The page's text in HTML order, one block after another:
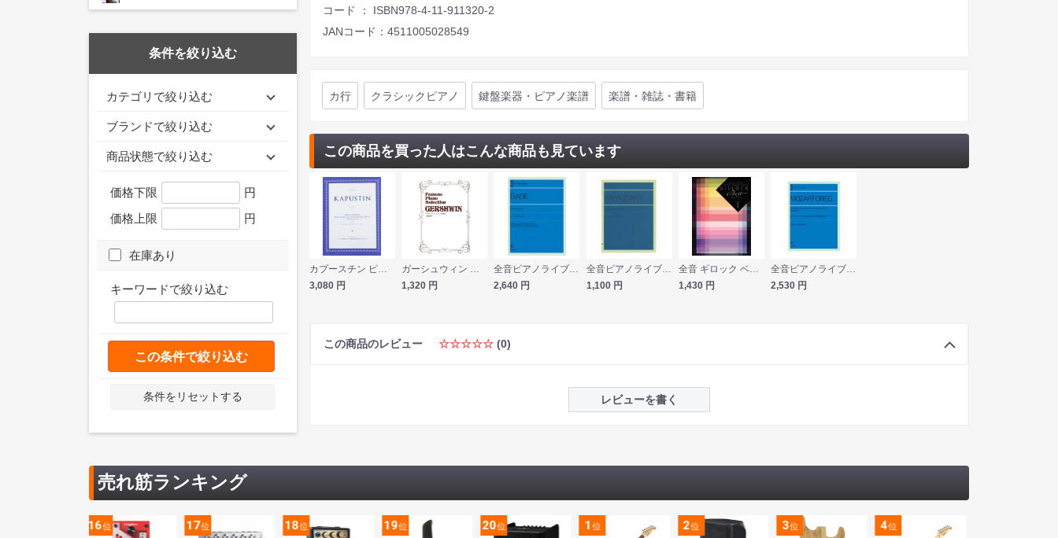
条件を絞り込む
カテゴリで絞り込む
ブランドで絞り込む
商品状態で絞り込む
価格下限
円
価格上限
円
在庫あり
キーワードで絞り込む
この条件で絞り込む
条件をリセットする
コード ： ISBN978-4-11-911320-2
JANコード：4511005028549
カ行 クラシックピアノ 鍵盤楽器・ピアノ楽譜 楽譜・雑誌・書籍
この商品を買った人はこんな商品も見ています
カプースチン ピアノと管弦楽のための協奏曲 第2番 作品14 ヤマハミュージックメディア
3,080 円
ガーシュウィン ピアノ名曲集 デプロMP
1,320 円
全音ピアノライブラリー ガーデ ピアノ作品集 全音楽譜出版社
2,640 円
全音ピアノライブラリー カバレフスキー 2つのソナチネ Op.13 全音楽譜出版社
1,100 円
全音 ギロック ベスト レベル1
1,430 円
全音ピアノライブラリー モーツァルト グリーグ 2台のピアノのためのソナタと幻想曲 全曲 全音楽譜出版社
2,530 円
この商品のレビュー ☆☆☆☆☆ (0)
レビューを書く
売れ筋ランキング
16位 17位 18位 19位 20位 1位 2位 3位 4位